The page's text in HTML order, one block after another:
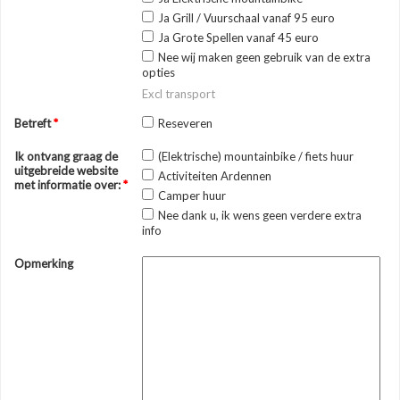
Ja Grill / Vuurschaal vanaf 95 euro
Ja Grote Spellen vanaf 45 euro
Nee wij maken geen gebruik van de extra
opties
Excl transport
Betreft* Reseveren
Ik ontvang graag de
uitgebreide website
met informatie over:*
(Elektrische) mountainbike / fiets huur
Activiteiten Ardennen
Camper huur
Nee dank u, ik wens geen verdere extra
info
Opmerking